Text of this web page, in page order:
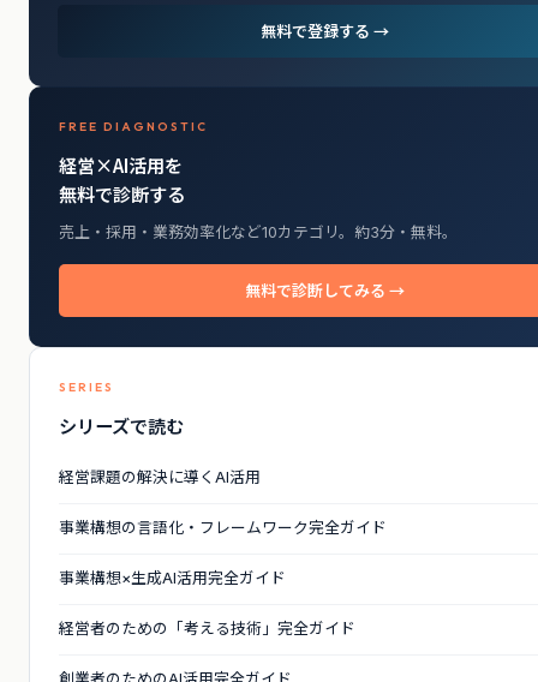
無料で登録する →
FREE DIAGNOSTIC
経営×AI活用を
無料で診断する
売上・採用・業務効率化など10カテゴリ。約3分・無料。
無料で診断してみる →
SERIES
シリーズで読む
経営課題の解決に導くAI活用
事業構想の言語化・フレームワーク完全ガイド
事業構想×生成AI活用完全ガイド
経営者のための「考える技術」完全ガイド